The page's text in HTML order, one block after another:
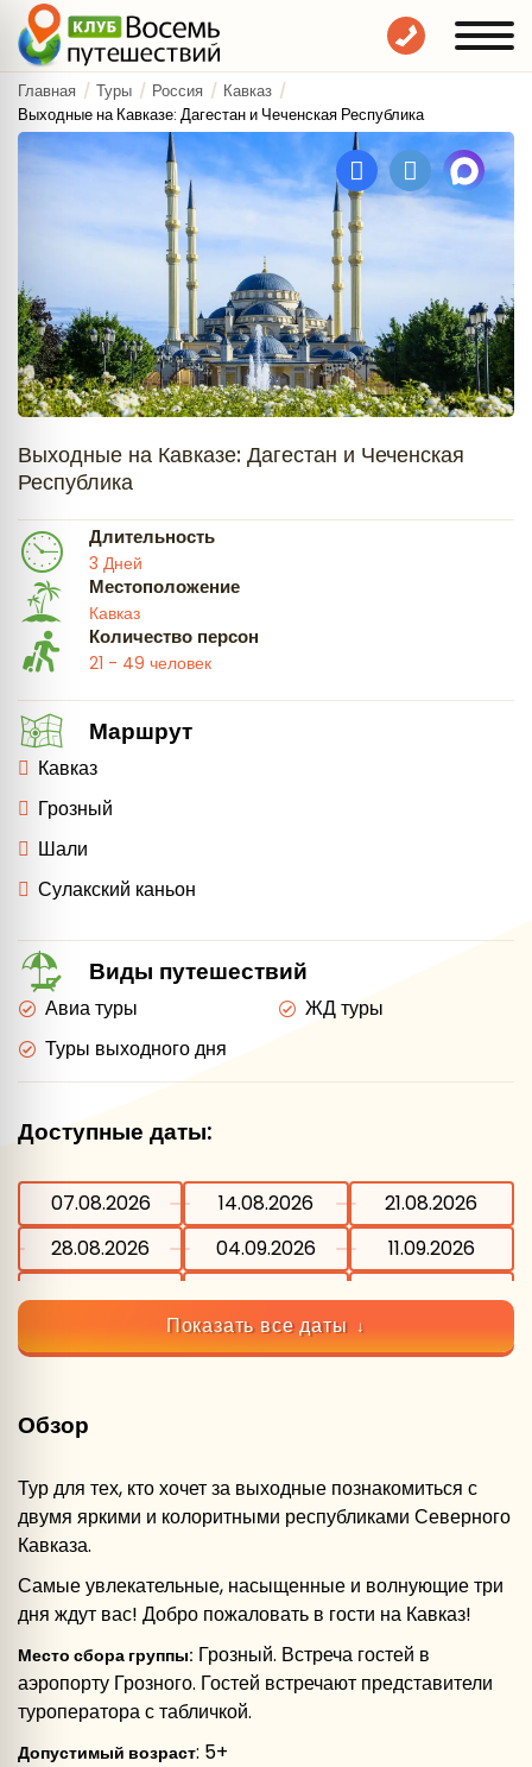
Главная Туры Россия
Кавказ
Выходные на Кавказе: Дагестан и Чеченская Республика
Выходные на Кавказе: Дагестан и Чеченская
Республика
Длительность
3 Дней
Местоположение
Кавказ
Количество персон
21 - 49 человек
Маршрут
Кавказ
Грозный
Шали
Сулакский каньон
Виды путешествий
Авиа туры
ЖД туры
Туры выходного дня
Доступные даты:
07.08.2026 14.08.2026
21.08.2026
28.08.2026
04.09.2026
11.09.2026
18.09.2026
25.09.2026
02.10.2026
09.10.2026
16.10.2026
23.10.2026
20.11.2026
01.01.2027
Показать все даты
Обзор
Тур для тех, кто хочет за выходные познакомиться с
двумя яркими и колоритными республиками Северного
Кавказа.
Самые увлекательные, насыщенные и волнующие три
дня ждут вас! Добро пожаловать в гости на Кавказ!
Место сбора группы: Грозный. Встреча гостей в
аэропорту Грозного. Гостей встречают представители
туроператора с табличкой.
Допустимый возраст: 5+